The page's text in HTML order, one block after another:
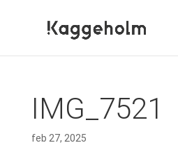
IMG_7521
feb 27, 2025